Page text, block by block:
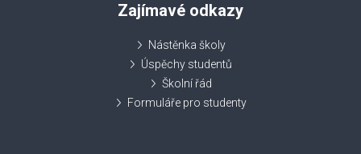
Zajímavé odkazy
Nástěnka školy
Úspěchy studentů
Školní řád
Formuláře pro studenty